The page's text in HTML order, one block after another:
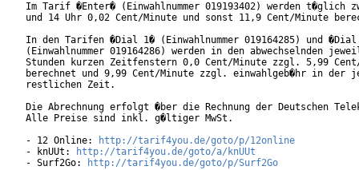
Im Tarif �Enter� (Einwahlnummer 019193402) werden t�glich
und 14 Uhr 0,02 Cent/Minute und sonst 11,9 Cent/Minute
In den Tarifen �Dial 1� (Einwahlnummer 019164285) und �Dial
(Einwahlnummer 019164286) werden in den abwechselnden
Stunden kurzen Zeitfenstern 0,0 Cent/Minute zzgl. 5,99
berechnet und 9,99 Cent/Minute zzgl. einwahlgeb�hr in der
restlichen Zeit.
Die Abrechnung erfolgt �ber die Rechnung der Deutschen
Alle Preise sind inkl. g�ltiger MwSt.
- 12 Online:
http://tarif4you.de/goto/p/12online
- knUUt:
http://tarif4you.de/goto/a/knUUt
- Surf2Go:
http://tarif4you.de/goto/p/Surf2Go